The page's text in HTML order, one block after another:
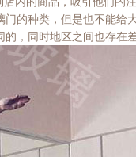
的种类，但是也不能给
，同时地区之间也存在差